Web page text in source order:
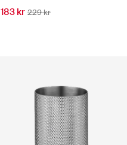
183 kr 229 kr